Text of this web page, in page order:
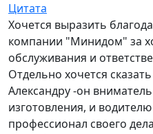
Цитата
Хочется выразить
компании "Минидом" за
обслуживания и
Отдельно хочется
Александру -он
изготовления, и
профессионал своего